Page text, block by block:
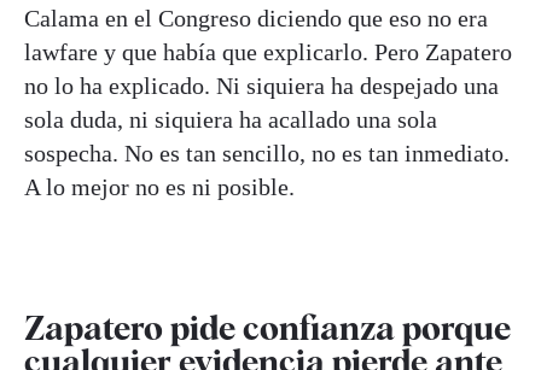
Calama en el Congreso diciendo que eso no era
lawfare y que había que explicarlo. Pero Zapatero
no lo ha explicado. Ni siquiera ha despejado una
sola duda, ni siquiera ha acallado una sola
sospecha. No es tan sencillo, no es tan inmediato.
A lo mejor no es ni posible.
Zapatero pide confianza porque